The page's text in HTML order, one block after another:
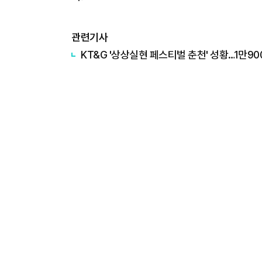
관련기사
KT&G '상상실현 페스티벌 춘천' 성황…1만